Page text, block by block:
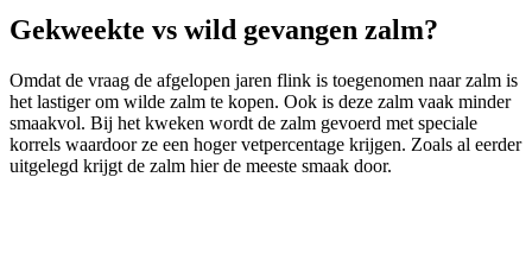
Gekweekte vs wild gevangen zalm?
Omdat de vraag de afgelopen jaren flink is toegenomen naar zalm is
het lastiger om wilde zalm te kopen. Ook is deze zalm vaak minder
smaakvol. Bij het kweken wordt de zalm gevoerd met speciale
korrels waardoor ze een hoger vetpercentage krijgen. Zoals al eerder
uitgelegd krijgt de zalm hier de meeste smaak door.